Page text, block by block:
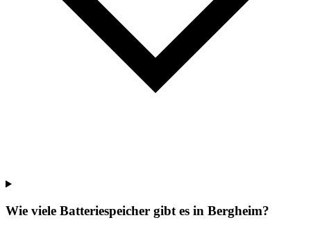
Wie viele Batteriespeicher gibt es in Bergheim?